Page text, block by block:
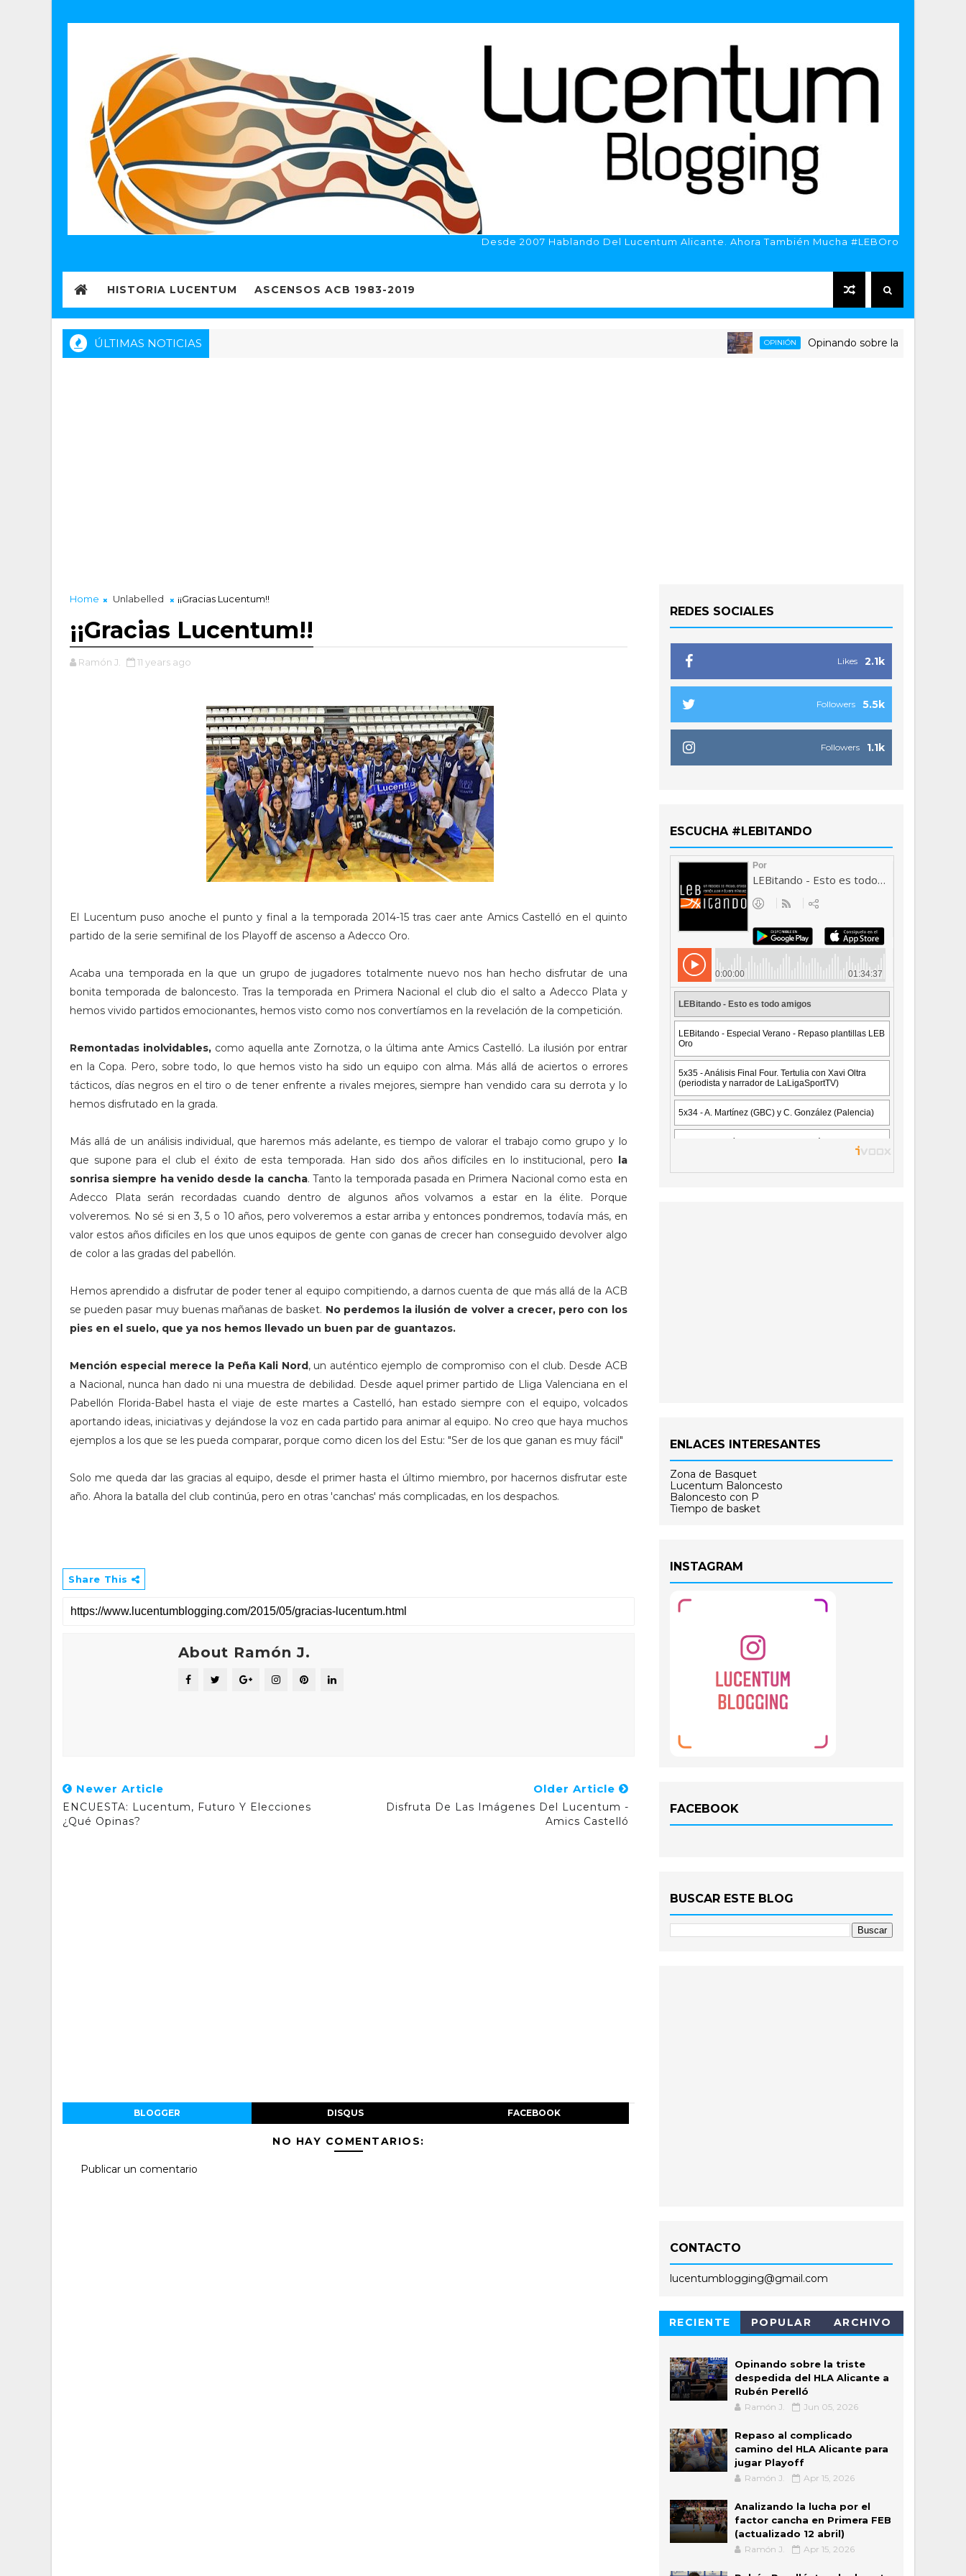
Desde 2007 Hablando Del Lucentum Alicante. Ahora También Mucha #LEBOro
HISTORIA LUCENTUM ASCENSOS ACB 1983-2019
ÚLTIMAS NOTICIAS OPINIÓN Opinando sobre la triste despedida
Home Unlabelled ¡¡Gracias Lucentum!!
¡¡Gracias Lucentum!!
Ramón J. 11 years ago
El Lucentum puso anoche el punto y final a la temporada 2014-15 tras caer ante Amics Castelló en el quinto
partido de la serie semifinal de los Playoff de ascenso a Adecco Oro.
Acaba una temporada en la que un grupo de jugadores totalmente nuevo nos han hecho disfrutar de una
bonita temporada de baloncesto. Tras la temporada en Primera Nacional el club dio el salto a Adecco Plata y
hemos vivido partidos emocionantes, hemos visto como nos convertíamos en la revelación de la competición.
Remontadas inolvidables,como aquella ante Zornotza, o la última ante Amics Castelló. La ilusión por entrar
en la Copa. Pero, sobre todo, lo que hemos visto ha sido un equipo con alma. Más allá de aciertos o errores
tácticos, días negros en el tiro o de tener enfrente a rivales mejores, siempre han vendido cara su derrota y lo
hemos disfrutado en la grada.
Más allá de un análisis individual, que haremos más adelante, es tiempo de valorar el trabajo como grupo y lo
que supone para el club el éxito de esta temporada. Han sido dos años difíciles en lo institucional, pero la
sonrisa siempre ha venido desde la cancha. Tanto la temporada pasada en Primera Nacional como esta en
Adecco Plata serán recordadas cuando dentro de algunos años volvamos a estar en la élite. Porque
volveremos. No sé si en 3, 5 o 10 años, pero volveremos a estar arriba y entonces pondremos, todavía más, en
valor estos años difíciles en los que unos equipos de gente con ganas de crecer han conseguido devolver algo
de color a las gradas del pabellón.
Hemos aprendido a disfrutar de poder tener al equipo compitiendo, a darnos cuenta de que más allá de la ACB
se pueden pasar muy buenas mañanas de basket. No perdemos la ilusión de volver a crecer, pero con los
pies en el suelo, que ya nos hemos llevado un buen par de guantazos.
Mención especial merece la Peña Kali Nord, un auténtico ejemplo de compromiso con el club. Desde ACB
a Nacional, nunca han dado ni una muestra de debilidad. Desde aquel primer partido de Lliga Valenciana en el
Pabellón Florida-Babel hasta el viaje de este martes a Castelló, han estado siempre con el equipo, volcados
aportando ideas, iniciativas y dejándose la voz en cada partido para animar al equipo. No creo que haya muchos
ejemplos a los que se les pueda comparar, porque como dicen los del Estu: "Ser de los que ganan es muy fácil"
Solo me queda dar las gracias al equipo, desde el primer hasta el último miembro, por hacernos disfrutar este
año. Ahora la batalla del club continúa, pero en otras 'canchas' más complicadas, en los despachos.
Share This
About Ramón J.
Newer Article
ENCUESTA: Lucentum, Futuro Y Elecciones
¿Qué Opinas?
Older Article
Disfruta De Las Imágenes Del Lucentum -
Amics Castelló
BLOGGER DISQUS FACEBOOK
NO HAY COMENTARIOS:
Publicar un comentario
REDES SOCIALES
2.1k
Likes
5.5k
Followers
1.1k
Followers
ESCUCHA #LEBITANDO
ENLACES INTERESANTES
Zona de Basquet
Lucentum Baloncesto
Baloncesto con P
Tiempo de basket
INSTAGRAM
FACEBOOK
BUSCAR ESTE BLOG
CONTACTO
lucentumblogging@gmail.com
RECIENTE POPULAR ARCHIVO
Opinando sobre la triste
despedida del HLA Alicante a
Rubén Perelló
Ramón J. Jun 05, 2026
Repaso al complicado
camino del HLA Alicante para
jugar Playoff
Ramón J. Apr 15, 2026
Analizando la lucha por el
factor cancha en Primera FEB
(actualizado 12 abril)
Ramón J. Apr 15, 2026